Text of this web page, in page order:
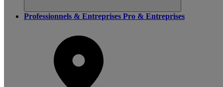
Professionnels & Entreprises Pro & Entreprises